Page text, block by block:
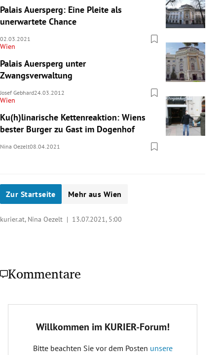
Palais Auersperg: Eine Pleite als
unerwartete Chance
02.03.2021
Wien
Palais Auersperg unter
Zwangsverwaltung
Josef Gebhard24.03.2012
Wien
Ku(h)linarische Kettenreaktion: Wiens
bester Burger zu Gast im Dogenhof
Nina Oezelt08.04.2021
Zur Startseite Mehr aus Wien
kurier.at, Nina Oezelt | 13.07.2021, 5:00
Kommentare